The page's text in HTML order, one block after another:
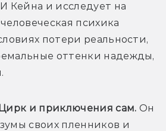
Кейна и исследует на
психика
потери реальности,
оттенки надежды,
и приключения сам. Он
своих пленников и